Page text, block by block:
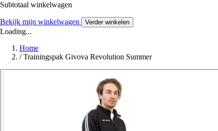
Subtotaal winkelwagen
Bekijk mijn winkelwagen Verder winkelen
Loading...
Home
/ Trainingspak Givova Revolution Summer